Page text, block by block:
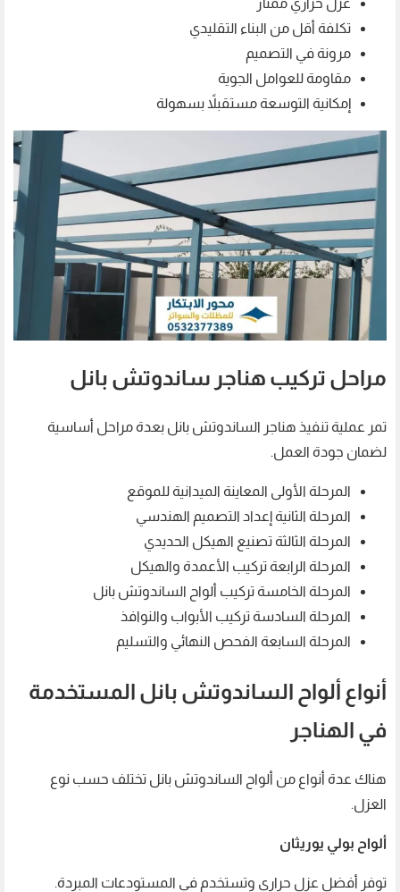
عزل حراري ممتاز
تكلفة أقل من البناء التقليدي
مرونة في التصميم
مقاومة للعوامل الجوية
إمكانية التوسعة مستقبلاً بسهولة
مراحل تركيب هناجر ساندوتش بانل
تمر عملية تنفيذ هناجر الساندوتش بانل بعدة مراحل أساسية
لضمان جودة العمل.
المرحلة الأولى المعاينة الميدانية للموقع
المرحلة الثانية إعداد التصميم الهندسي
المرحلة الثالثة تصنيع الهيكل الحديدي
المرحلة الرابعة تركيب الأعمدة والهيكل
المرحلة الخامسة تركيب ألواح الساندوتش بانل
المرحلة السادسة تركيب الأبواب والنوافذ
المرحلة السابعة الفحص النهائي والتسليم
أنواع ألواح الساندوتش بانل المستخدمة
في الهناجر
هناك عدة أنواع من ألواح الساندوتش بانل تختلف حسب نوع
العزل.
ألواح بولي يوريثان
توفر أفضل عزل حراري وتستخدم في المستودعات المبردة.